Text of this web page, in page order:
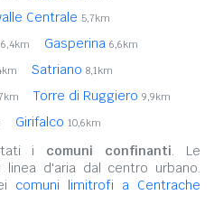
Centrale 5,7km
6,4km Gasperina 6,6km
Satriano 8,1km
Torre di Ruggiero 9,9km
Girifalco 10,6km
i comuni confinanti. Le
d'aria dal centro urbano.
comuni limitrofi a Centrache